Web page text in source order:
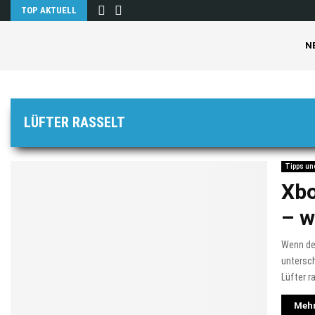
TOP AKTUELL
LÜFTER RASSELT
Tipps
–
Wenn
Lüfter